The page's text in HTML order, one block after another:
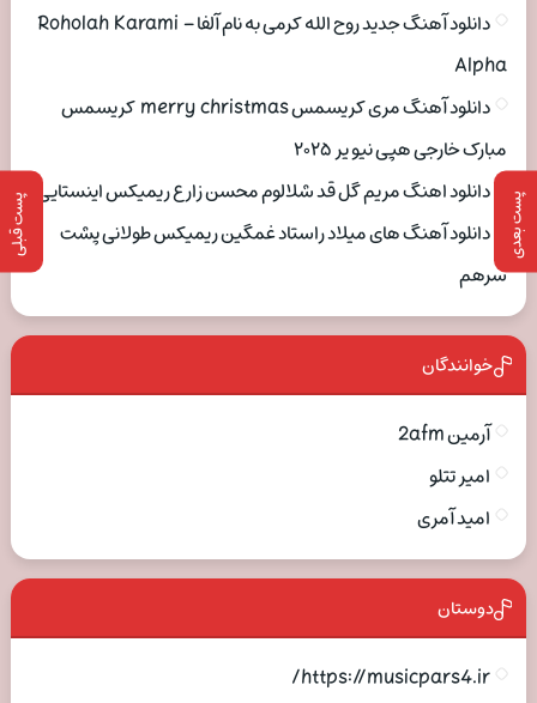
پست بعدی پست قبلی
دانلود آهنگ جدید روح الله کرمی به نام آلفا Roholah Karami –
Alpha
دانلود آهنگ مری کریسمس merry christmas کریسمس
مبارک خارجی هپی نیو یر ۲۰۲۵
دانلود اهنگ مریم گل قد شلالوم محسن زارع ریمیکس اینستایی
دانلود آهنگ های میلاد راستاد غمگین ریمیکس طولانی پشت
سرهم
خوانندگان
آرمین 2afm
امیر تتلو
امید آمری
دوستان
https://musicpars4.ir/